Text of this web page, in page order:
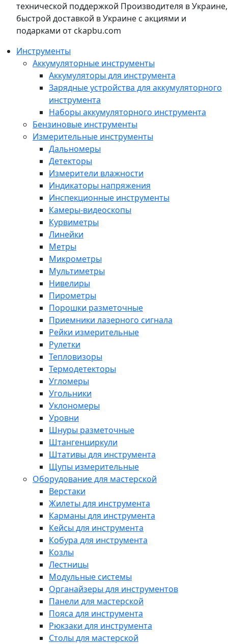
технической поддержкой Производителя в Украине,
быстрой доставкой в Украине с акциями и
подарками от ckapbu.com
Инструменты
Аккумуляторные инструменты
Аккумуляторы для инструмента
Зарядные устройства для аккумуляторного
инструмента
Наборы аккумуляторного инструмента
Бензиновые инструменты
Измерительные инструменты
Дальномеры
Детекторы
Измерители влажности
Индикаторы напряжения
Инспекционные инструменты
Камеры-видеоскопы
Курвиметры
Линейки
Метры
Микрометры
Мультиметры
Нивелиры
Пирометры
Порошки разметочные
Приемники лазерного сигнала
Рейки измерительные
Рулетки
Тепловизоры
Термодетекторы
Угломеры
Угольники
Уклономеры
Уровни
Шнуры разметочные
Штангенциркули
Штативы для инструмента
Щупы измерительные
Оборудование для мастерской
Верстаки
Жилеты для инструмента
Карманы для инструмента
Кейсы для инструмента
Кобура для инструмента
Козлы
Лестницы
Модульные системы
Органайзеры для инструментов
Панели для мастерской
Пояса для инструмента
Рюкзаки для инструмента
Столы для мастерской